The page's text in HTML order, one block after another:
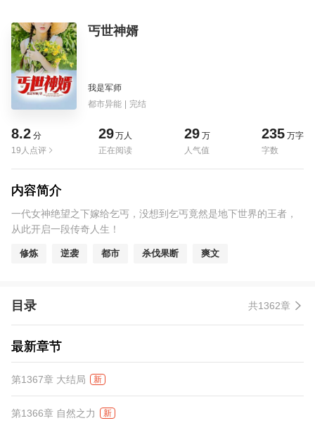
丐世神婿
我是军师
都市异能 | 完结
8.2 分
19人点评
29万人
正在阅读
29 万
人气值
235 万字
字数
内容简介
一代女神绝望之下嫁给乞丐，没想到乞丐竟然是地下世界的王者，
从此开启一段传奇人生！
修炼 逆袭 都市 杀伐果断 爽文
目录 共1362章
最新章节
第1367章 大结局 新
第1366章 自然之力 新